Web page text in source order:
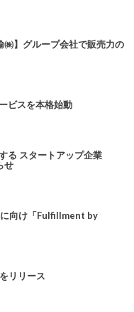
㈱】グループ会社で販売力の
ビスを本格始動
る スタートアップ企業
せ
向け「Fulfillment by
リリース